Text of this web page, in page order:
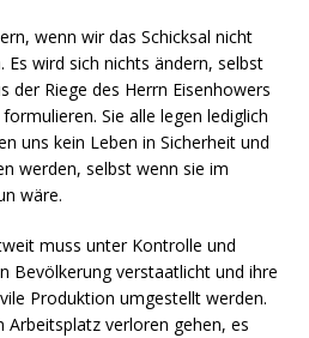
wenn wir das Schicksal nicht
Es wird sich nichts ändern, selbst
der Riege des Herrn Eisenhowers
Sie alle legen lediglich
uns kein Leben in Sicherheit und
werden, selbst wenn sie im
wäre.
muss unter Kontrolle und
Bevölkerung verstaatlicht und ihre
Produktion umgestellt werden.
verloren gehen, es